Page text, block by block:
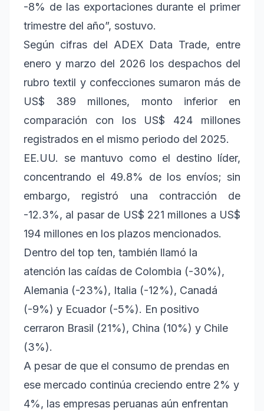
-8% de las exportaciones durante el primer
trimestre del año”, sostuvo.
Según cifras del ADEX Data Trade, entre
enero y marzo del 2026 los despachos del
rubro textil y confecciones sumaron más de
US$ 389 millones, monto inferior en
comparación con los US$ 424 millones
registrados en el mismo periodo del 2025.
EE.UU. se mantuvo como el destino líder,
concentrando el 49.8% de los envíos; sin
embargo, registró una contracción de
-12.3%, al pasar de US$ 221 millones a US$
194 millones en los plazos mencionados.
Dentro del top ten, también llamó la
atención las caídas de Colombia (-30%),
Alemania (-23%), Italia (-12%), Canadá
(-9%) y Ecuador (-5%). En positivo
cerraron Brasil (21%), China (10%) y Chile
(3%).
A pesar de que el consumo de prendas en
ese mercado continúa creciendo entre 2% y
4%, las empresas peruanas aún enfrentan